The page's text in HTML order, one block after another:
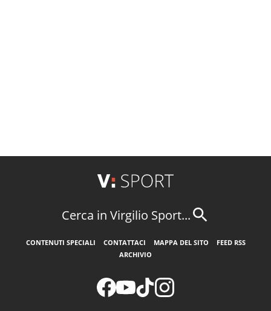
Cerca in Virgilio Sport...
CONTENUTI SPECIALI CONTATTACI MAPPA DEL SITO
FEED RSS
ARCHIVIO